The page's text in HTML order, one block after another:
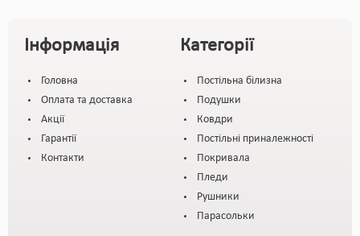
Інформація
Головна
Оплата та доставка
Акції
Гарантії
Контакти
Категорії
Постільна білизна
Подушки
Ковдри
Постільні приналежності
Покривала
Пледи
Рушники
Парасольки